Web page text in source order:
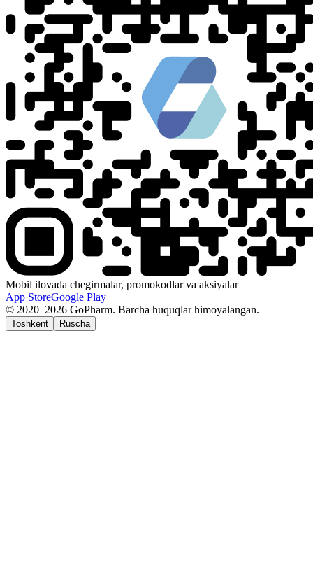
Mobil ilovada chegirmalar, promokodlar va aksiyalar
App StoreGoogle Play
© 2020–2026 GoPharm. Barcha huquqlar himoyalangan.
Toshkent Ruscha